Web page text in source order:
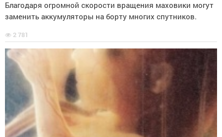
Благодаря огромной скорости вращения маховики могут
заменить аккумуляторы на борту многих спутников.
2 781